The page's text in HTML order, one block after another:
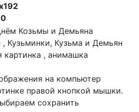
, Кузьминки, Кузьма и Демьян
картинка , анимашка
на компьютер
правой кнопкой мышки.
сохранить